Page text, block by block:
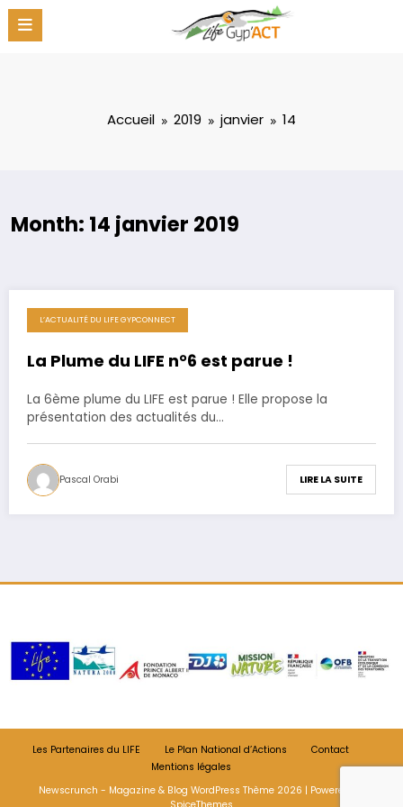
Aller
contenu
Accueil 2019 janvier 14
Month: 14 janvier 2019
14 janvier 2019
L’ACTUALITÉ DU LIFE GYPCONNECT
La Plume du LIFE n°6 est parue !
La 6ème plume du LIFE est parue ! Elle propose la
présentation des actualités du…
Pascal Orabi LIRE LA SUITE
Les Partenaires du LIFE Le Plan National d’Actions
Contact
Mentions légales
Newscrunch - Magazine & Blog WordPress Thème 2026 | Powered By